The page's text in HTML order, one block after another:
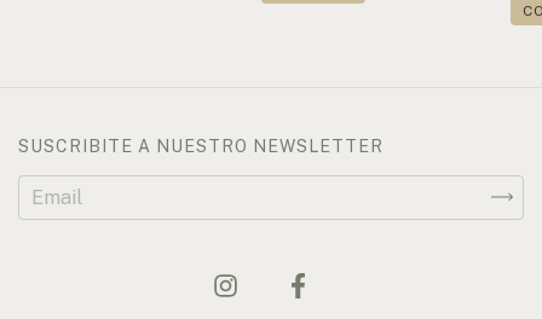
SUSCRIBITE A NUESTRO NEWSLETTER